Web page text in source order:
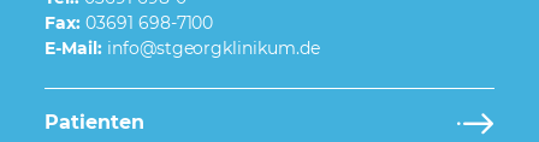
Fax: 03691 698-7100
E-Mail:
Patienten